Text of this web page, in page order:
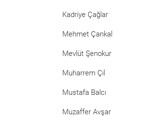
Kadriye Çağlar
Mehmet Çankal
Mevlüt Şenokur
Muharrem Çil
Mustafa Balcı
Muzaffer Avşar